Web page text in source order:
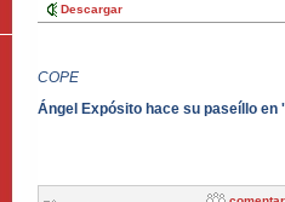
Descargar
COPE
Ángel Expósito hace su paseíllo en